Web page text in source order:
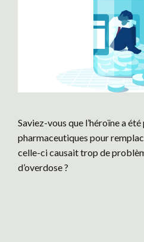
Saviez-vous que l’héroïne a
pharmaceutiques pour
celle-ci causait trop de
d’overdose ?